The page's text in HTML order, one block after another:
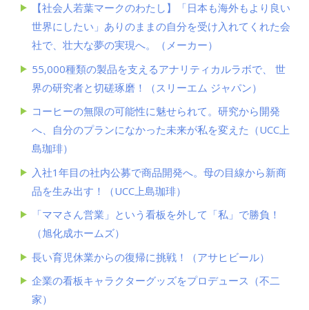
【社会人若葉マークのわたし】「日本も海外もより良い
世界にしたい」ありのままの自分を受け入れてくれた会
社で、壮大な夢の実現へ。（メーカー）
55,000種類の製品を支えるアナリティカルラボで、 世
界の研究者と切磋琢磨！（スリーエム ジャパン）
コーヒーの無限の可能性に魅せられて。研究から開発
へ、自分のプランになかった未来が私を変えた（UCC上
島珈琲）
入社1年目の社内公募で商品開発へ。母の目線から新商
品を生み出す！（UCC上島珈琲）
「ママさん営業」という看板を外して「私」で勝負！
（旭化成ホームズ）
長い育児休業からの復帰に挑戦！（アサヒビール）
企業の看板キャラクターグッズをプロデュース（不二
家）